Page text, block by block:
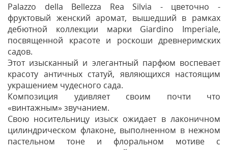
Palazzo della Bellezza Rea Silvia - цветочно -
фруктовый женский аромат, вышедший в рамках
дебютной коллекции марки Giardino Imperiale,
посвященной красоте и роскоши древнеримских
садов.
Этот изысканный и элегантный парфюм воспевает
красоту античных статуй, являющихся настоящим
украшением чудесного сада.
Композиция удивляет своим почти что
«винтажным» звучанием.
Свою носительницу изыск ожидает в лаконичном
цилиндрическом флаконе, выполненном в нежном
пастельном тоне и флоральном мотиве с